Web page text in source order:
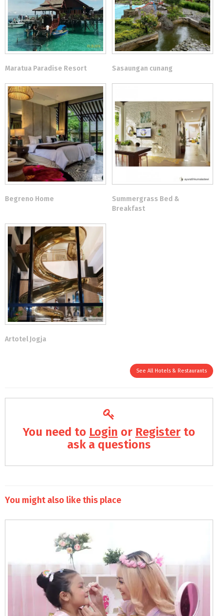
Maratua Paradise Resort Sasaungan cunang
Begreno Home
Summergrass Bed &
Breakfast
Artotel Jogja
See All Hotels & Restaurants
You need to Login or Register to
ask a questions
You might also like this place